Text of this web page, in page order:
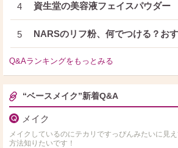
4 資生堂の美容液フェイスパウダー
5 NARSのリフ粉、何でつける？お
Q&Aランキングをもっとみる
“ベースメイク”新着Q&A
メイク
メイクしているのにテカリですっぴんみたいに見
方法知りたいです！